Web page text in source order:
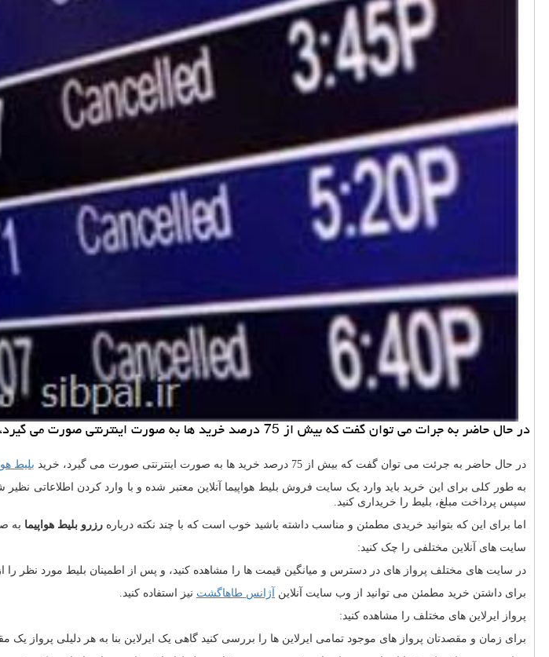
در حال حاضر به جرات می توان گفت كه بیش از 75 درصد خرید ها به صورت اینترنتی صورت می گیرد، خرید بلیط هواپیما چه داخلی و چه خارجی نیز یكی از این خرید های پرطرفدار آنلاین می باشد.
در حال حاضر به جرئت می توان گفت که بیش از 75 درصد خرید ها به صورت اینترنتی صورت می گیرد، خرید بلیط
به طور کلی برای این خرید باید وارد یک سایت فروش بلیط هواپیما آنلاین معتبر شده و با وارد کردن اطلاعاتی
سپس پرداخت مبلغ، بلیط را خریداری کنید.
اما برای این که بتوانید خریدی مطمئن و مناسب داشته باشید خوب است که با چند نکته درباره رزرو بلیط هواپیما به
سایت های آنلاین مختلفی را چک کنید:
در سایت های مختلف پرواز های در دسترس و میانگین قیمت ها را مشاهده کنید، و پس از اطمینان بلیط مورد نظر را
برای داشتن خرید مطمئن می توانید از وب سایت آنلاین آژانس طاهاگشت نیز استفاده کنید.
پرواز ایرلاین های مختلف را مشاهده کنید:
برای زمان و مقصدتان پرواز های موجود تمامی ایرلاین ها را بررسی کنید گاهی یک ایرلاین بنا به هر دلیلی پرواز